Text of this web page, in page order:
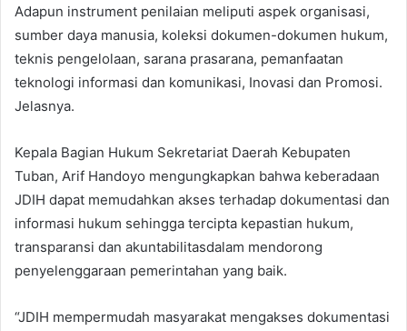
Adapun instrument penilaian meliputi aspek organisasi,
sumber daya manusia, koleksi dokumen-dokumen hukum,
teknis pengelolaan, sarana prasarana, pemanfaatan
teknologi informasi dan komunikasi, Inovasi dan Promosi.
Jelasnya.
Kepala Bagian Hukum Sekretariat Daerah Kebupaten
Tuban, Arif Handoyo mengungkapkan bahwa keberadaan
JDIH dapat memudahkan akses terhadap dokumentasi dan
informasi hukum sehingga tercipta kepastian hukum,
transparansi dan akuntabilitasdalam mendorong
penyelenggaraan pemerintahan yang baik.
“JDIH mempermudah masyarakat mengakses dokumentasi